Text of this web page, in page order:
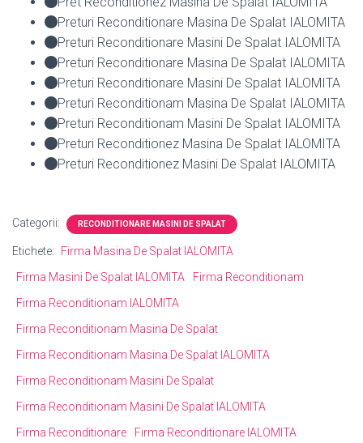
Preturi Reconditionare Masina De Spalat IALOMITA
Preturi Reconditionare Masini De Spalat IALOMITA
Preturi Reconditionare Masina De Spalat IALOMITA
Preturi Reconditionare Masini De Spalat IALOMITA
Preturi Reconditionam Masina De Spalat IALOMITA
Preturi Reconditionam Masini De Spalat IALOMITA
Preturi Reconditionez Masina De Spalat IALOMITA
Preturi Reconditionez Masini De Spalat IALOMITA
Categorii: RECONDITIONARE MASINI DE SPALAT
Etichete:
Firma Masina De Spalat IALOMITA
Firma Masini De Spalat IALOMITA
Firma Reconditionam
Firma Reconditionam IALOMITA
Firma Reconditionam Masina De Spalat
Firma Reconditionam Masina De Spalat IALOMITA
Firma Reconditionam Masini De Spalat
Firma Reconditionam Masini De Spalat IALOMITA
Firma Reconditionare
Firma Reconditionare IALOMITA